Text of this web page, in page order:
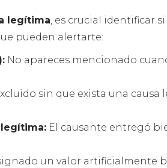
legítima, es crucial identificar
pueden alertarte:
No apareces mencionado
sin que exista una causa
El causante entregó
un valor artificialmente